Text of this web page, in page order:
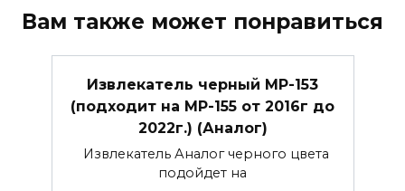
Вам также может понравиться
Извлекатель черный МР-153
(подходит на МР-155 от 2016г до
2022г.) (Аналог)
Извлекатель Аналог черного цвета
подойдет на